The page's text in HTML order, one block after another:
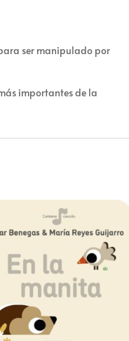
ser manipulado por
importantes de la